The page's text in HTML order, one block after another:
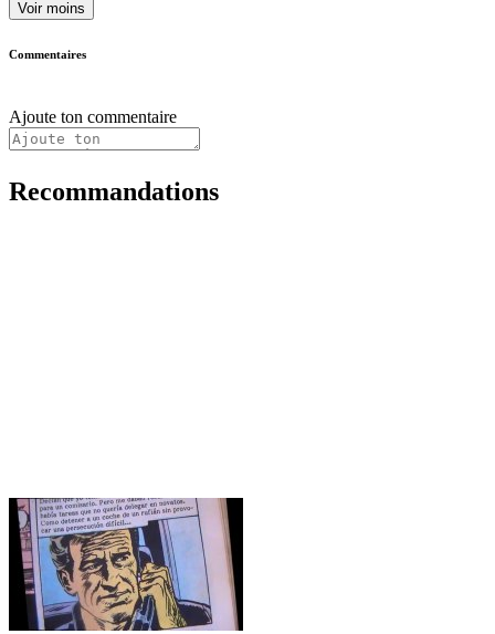
Voir moins
Commentaires
Ajoute ton commentaire
Recommandations